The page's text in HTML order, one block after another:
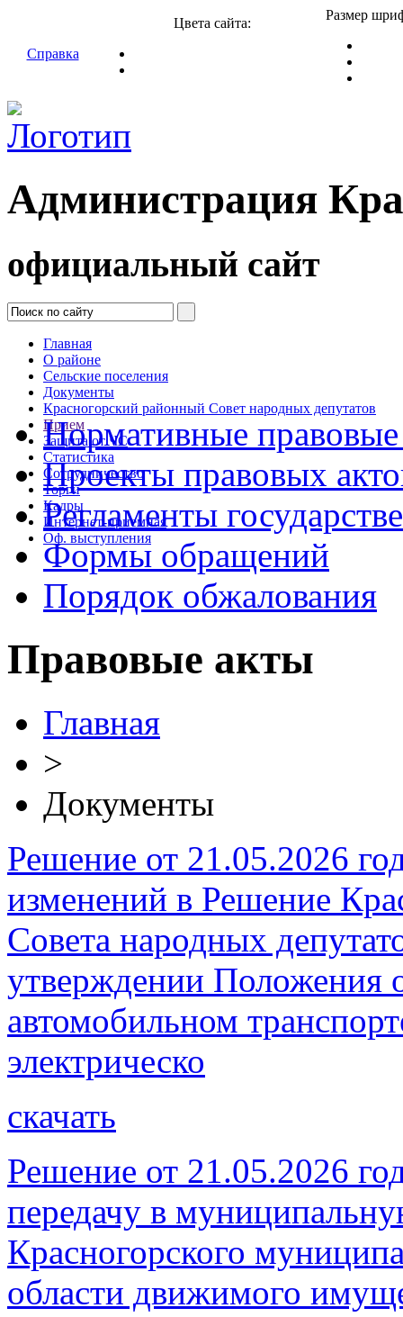
Справка
Цвета сайта:
Размер
Администрация
официальный сайт
Главная
О районе
Сельские поселения
Документы
Красногорский районный Совет народных депутатов
Прием
Защита от ЧС
Статистика
Сотрудничество
Торги
Кадры
Интернет-приемная
Оф. выступления
Нормативные
Проекты правовых
Регламенты
Формы обращений
Порядок обжалования
Правовые акты
Главная
>
Документы
Решение от 21.05.2026
изменений в Решение
Совета народных
утверждении Положения
автомобильном
электрическо
скачать
Решение от 21.05.2026
передачу в
Красногорского
области движимого